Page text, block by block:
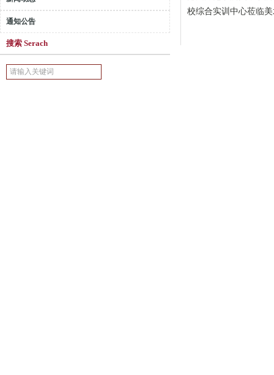
通知公告
搜索 Serach
校综合实训中心莅临